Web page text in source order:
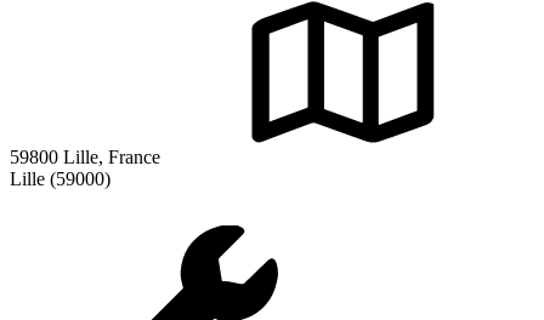
59800 Lille, France
Lille (59000)